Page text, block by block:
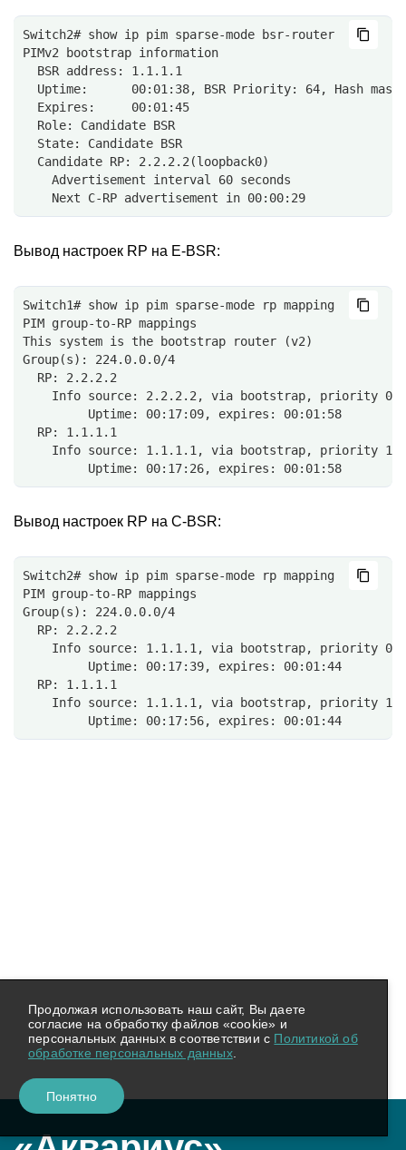
Switch2# show ip pim sparse-mode bsr-router
PIMv2 bootstrap information
  BSR address: 1.1.1.1
Uptime:      00:01:38, BSR Priority: 64, Hash mask
  Expires:     00:01:45
  Role: Candidate BSR
  State: Candidate BSR
  Candidate RP: 2.2.2.2(loopback0)
    Advertisement interval 60 seconds
    Next C-RP advertisement in 00:00:29
Вывод настроек RP на E-BSR:
Switch1# show ip pim sparse-mode rp mapping
PIM group-to-RP mappings
This system is the bootstrap router (v2)
Group(s): 224.0.0.0/4
  RP: 2.2.2.2
    Info source: 2.2.2.2, via bootstrap, priority 0
         Uptime: 00:17:09, expires: 00:01:58
  RP: 1.1.1.1
    Info source: 1.1.1.1, via bootstrap, priority 192
         Uptime: 00:17:26, expires: 00:01:58
Вывод настроек RP на C-BSR:
Switch2# show ip pim sparse-mode rp mapping
PIM group-to-RP mappings
Group(s): 224.0.0.0/4
  RP: 2.2.2.2
    Info source: 1.1.1.1, via bootstrap, priority 0
         Uptime: 00:17:39, expires: 00:01:44
  RP: 1.1.1.1
    Info source: 1.1.1.1, via bootstrap, priority 192
         Uptime: 00:17:56, expires: 00:01:44
Продолжая использовать наш сайт, Вы даете
согласие на обработку файлов «cookie» и
персональных данных в соответствии с Политикой об
обработке персональных данных.
Понятно